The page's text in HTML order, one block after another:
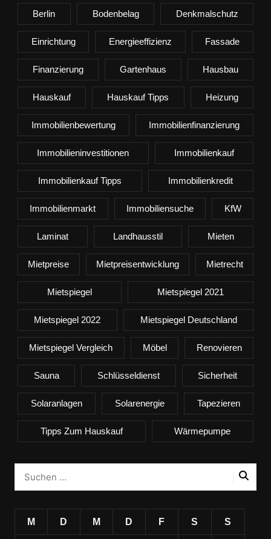
Berlin Bodenbelag Denkmalschutz
Einrichtung Energieeffizienz Fassade
Finanzierung Gartenhaus Hausbau
Hauskauf Hauskauf Tipps Heizung
Immobilienbewertung Immobilienfinanzierung
Immobilieninvestitionen Immobilienkauf
Immobilienkauf Tipps Immobilienkredit
Immobilienmarkt Immobiliensuche KfW
Laminat Landhausstil Mieten
Mietpreise Mietpreisentwicklung Mietrecht
Mietspiegel Mietspiegel 2021
Mietspiegel 2022 Mietspiegel Deutschland
Mietspiegel Vergleich Möbel Renovieren
Sauna Schlüsseldienst Sicherheit
Solaranlagen Solarenergie Tapezieren
Tipps Zum Hauskauf Wärmepumpe
M D M D F S S